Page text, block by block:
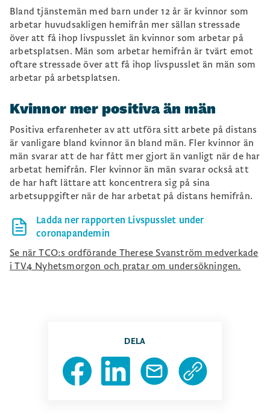
DELA
Bland tjänstemän med barn under 12 år är kvinnor som
arbetar huvudsakligen hemifrån mer sällan stressade
över att få ihop livspusslet än kvinnor som arbetar på
arbetsplatsen. Män som arbetar hemifrån är tvärt emot
oftare stressade över att få ihop livspusslet än män som
arbetar på arbetsplatsen.
Kvinnor mer positiva än män
Positiva erfarenheter av att utföra sitt arbete på distans
är vanligare bland kvinnor än bland män. Fler kvinnor än
män svarar att de har fått mer gjort än vanligt när de har
arbetat hemifrån. Fler kvinnor än män svarar också att
de har haft lättare att koncentrera sig på sina
arbetsuppgifter när de har arbetat på distans hemifrån.
Ladda ner rapporten Livspusslet under
coronapandemin
Se när TCO:s ordförande Therese Svanström medverkade
i TV4 Nyhetsmorgon och pratar om undersökningen.